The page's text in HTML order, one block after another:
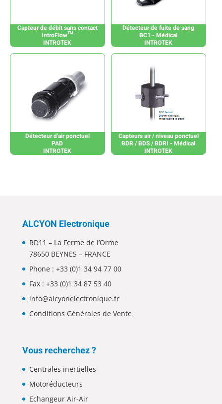
Capteur de débit sans contact
IntroFlow™
INTROTEK
Détecteur de fuite de sang
BC1 - Médical
INTROTEK
Détecteur d'air ponctuel
PAD
INTROTEK
Capteurs air / niveau ponctuel
BDR / BDS / BDRI - Médical
INTROTEK
ALCYON Electronique
RD11 – La Ferme de l’Orme
78650 BEYNES – FRANCE
Phone : +33 (0)1 34 94 77 00
Fax : +33 (0)1 34 87 53 40
info@alcyonelectronique.fr
Conditions Générales de Vente
Vous recherchez ?
Centrales inertielles
Motoréducteurs
Echangeur Air-Air